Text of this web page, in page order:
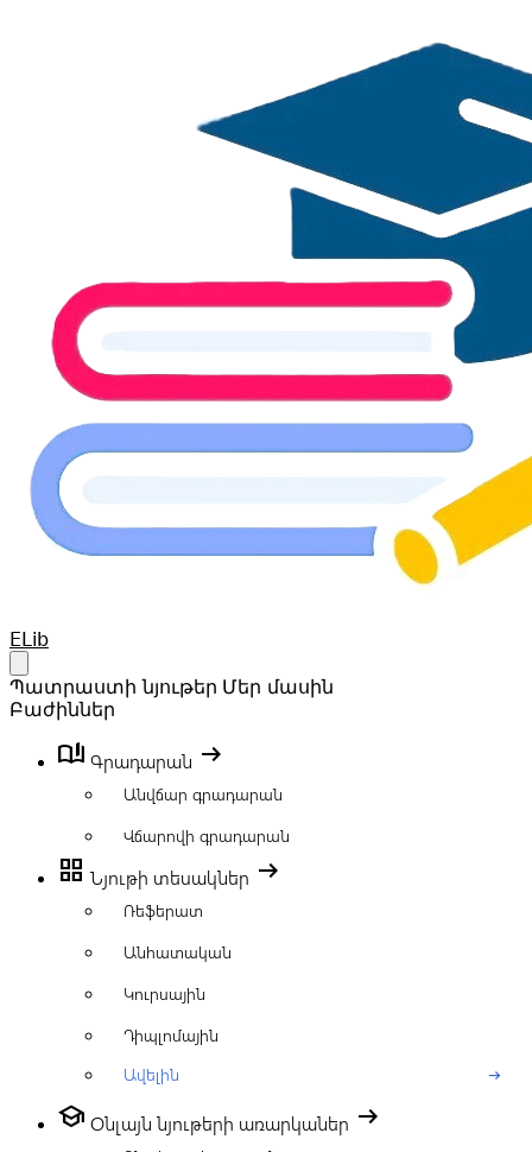
Your Company
ELib
Պատրաստի նյութեր Մեր մասին
Բաժիններ
book_ribbon Գրադարան arrow_right_alt
Անվճար գրադարան
Վճարովի գրադարան
grid_view Նյութի տեսակներ arrow_right_alt
Ռեֆերատ
Անհատական
Կուրսային
Դիպլոմային
Ավելին
arrow_right_alt
school Օնլայն նյութերի առարկաներ arrow_right_alt